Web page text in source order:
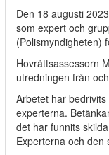
Den 18 augusti
som expert och
(Polismyndigheten)
Hovrättsassessorn
utredningen från
Arbetet har
experterna.
det har funnits
Experterna och den